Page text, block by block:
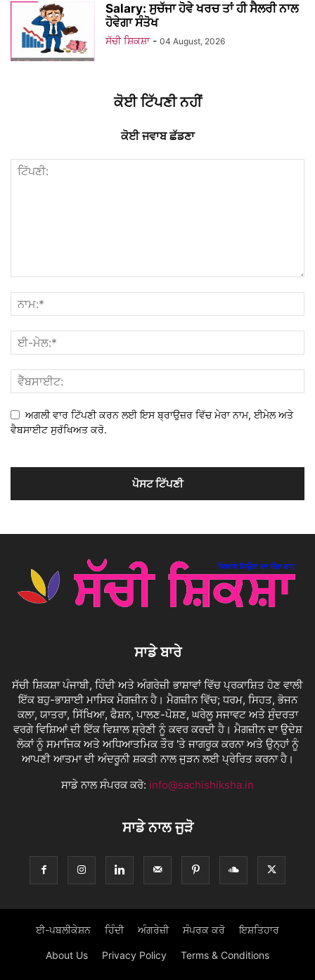
Salary: ਸੁਚੱਜਾ ਹੋਵੇ ਖਰਚ ਤਾਂ ਹੀ ਸੈਲਰੀ ਨਾਲ
ਹੋਵੇਗਾ ਸੰਤੋਖ
ਸੱਚੀ ਸ਼ਿਕਸ਼ਾ - 04 August, 2026
ਕੋਈ ਟਿੱਪਣੀ ਨਹੀਂ
ਕੋਈ ਜਵਾਬ ਛੱਡਣਾ
ਅਗਲੀ ਵਾਰ ਟਿੱਪਣੀ ਕਰਨ ਲਈ ਇਸ ਬ੍ਰਾਉਜ਼ਰ ਵਿੱਚ ਮੇਰਾ ਨਾਮ, ਈਮੇਲ ਅਤੇ
ਵੈਬਸਾਈਟ ਸੁਰੱਖਿਅਤ ਕਰੋ.
ਸਾਡੇ ਬਾਰੇ
ਸੱਚੀ ਸ਼ਿਕਸ਼ਾ ਪੰਜਾਬੀ, ਹਿੰਦੀ ਅਤੇ ਅੰਗਰੇਜ਼ੀ ਭਾਸ਼ਾਵਾਂ ਵਿੱਚ ਪ੍ਰਕਾਸ਼ਿਤ ਹੋਣ ਵਾਲੀ
ਇੱਕ ਬਹੁ-ਭਾਸ਼ਾਈ ਮਾਸਿਕ ਮੈਗਜ਼ੀਨ ਹੈ। ਮੈਗਜ਼ੀਨ ਵਿੱਚ; ਧਰਮ, ਸਿਹਤ, ਭੋਜਨ
ਕਲਾ, ਯਾਤਰਾ, ਸਿੱਖਿਆ, ਫੈਸ਼ਨ, ਪਾਲਣ-ਪੋਸ਼ਣ, ਘਰੇਲੂ ਸਜਾਵਟ ਅਤੇ ਸੁੰਦਰਤਾ
ਵਰਗੇ ਵਿਸ਼ਿਆਂ ਦੀ ਇੱਕ ਵਿਸ਼ਾਲ ਸ਼੍ਰੇਣੀ ਨੂੰ ਕਵਰ ਕਰਦੀ ਹੈ। ਮੈਗਜ਼ੀਨ ਦਾ ਉਦੇਸ਼
ਲੋਕਾਂ ਨੂੰ ਸਮਾਜਿਕ ਅਤੇ ਅਧਿਆਤਮਿਕ ਤੌਰ 'ਤੇ ਜਾਗਰੂਕ ਕਰਨਾ ਅਤੇ ਉਨ੍ਹਾਂ ਨੂੰ
ਆਪਣੀ ਆਤਮਾ ਦੀ ਅੰਦਰੂਨੀ ਸ਼ਕਤੀ ਨਾਲ ਜੁੜਨ ਲਈ ਪ੍ਰੇਰਿਤ ਕਰਨਾ ਹੈ।
ਸਾਡੇ ਨਾਲ ਸੰਪਰਕ ਕਰੋ: info@sachishiksha.in
ਸਾਡੇ ਨਾਲ ਜੁੜੋ
ਈ-ਪਬਲੀਕੇਸ਼ਨ ਹਿੰਦੀ ਅੰਗਰੇਜ਼ੀ ਸੰਪਰਕ ਕਰੋ ਇਸ਼ਤਿਹਾਰ
About Us Privacy Policy Terms & Conditions